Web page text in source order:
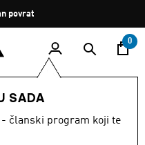
povrat
0
SADA
članski program koji te
CUP